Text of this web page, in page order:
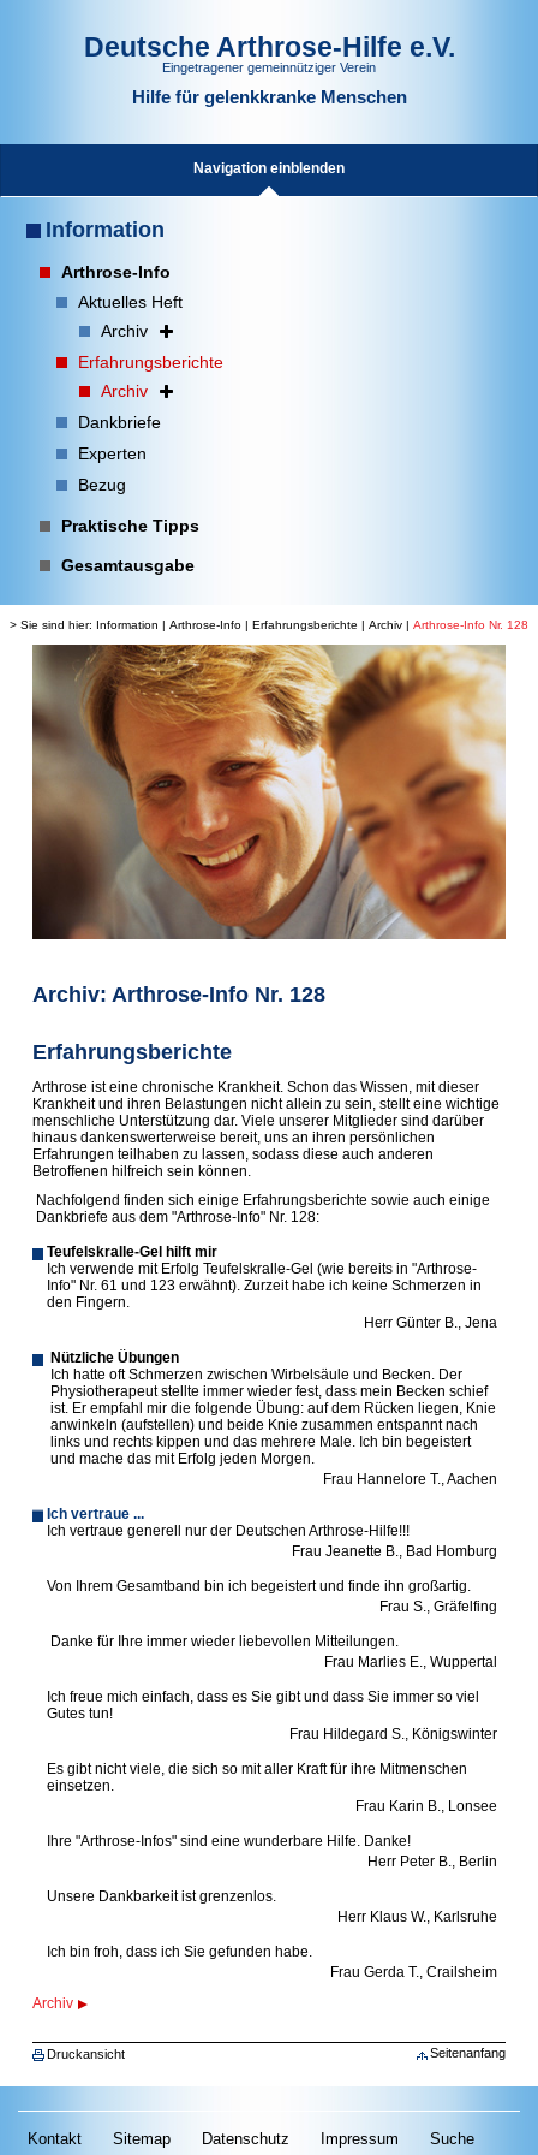
Deutsche Arthrose-Hilfe e.V.
Eingetragener gemeinnütziger Verein
Hilfe für gelenkkranke Menschen
Navigation einblenden
Information
Arthrose-Info
Aktuelles Heft
Archiv
Erfahrungsberichte
Archiv
Dankbriefe
Experten
Bezug
Praktische Tipps
Gesamtausgabe
> Sie sind hier: Information | Arthrose-Info | Erfahrungsberichte | Archiv | Arthrose-Info Nr. 128
Archiv: Arthrose-Info Nr. 128
Erfahrungsberichte
Arthrose ist eine chronische Krankheit. Schon das Wissen, mit dieser
Krankheit und ihren Belastungen nicht allein zu sein, stellt eine wichtige
menschliche Unterstützung dar. Viele unserer Mitglieder sind darüber
hinaus dankenswerterweise bereit, uns an ihren persönlichen
Erfahrungen teilhaben zu lassen, sodass diese auch anderen
Betroffenen hilfreich sein können.
Nachfolgend finden sich einige Erfahrungsberichte sowie auch einige
Dankbriefe aus dem "Arthrose-Info" Nr. 128:
Teufelskralle-Gel hilft mir
Ich verwende mit Erfolg Teufelskralle-Gel (wie bereits in "Arthrose-
Info" Nr. 61 und 123 erwähnt). Zurzeit habe ich keine Schmerzen in
den Fingern.
Herr Günter B., Jena
Nützliche Übungen
Ich hatte oft Schmerzen zwischen Wirbelsäule und Becken. Der
Physiotherapeut stellte immer wieder fest, dass mein Becken schief
ist. Er empfahl mir die folgende Übung: auf dem Rücken liegen, Knie
anwinkeln (aufstellen) und beide Knie zusammen entspannt nach
links und rechts kippen und das mehrere Male. Ich bin begeistert
und mache das mit Erfolg jeden Morgen.
Frau Hannelore T., Aachen
Ich vertraue ...
Ich vertraue generell nur der Deutschen Arthrose-Hilfe!!!
Frau Jeanette B., Bad Homburg
Von Ihrem Gesamtband bin ich begeistert und finde ihn großartig.
Frau S., Gräfelfing
Danke für Ihre immer wieder liebevollen Mitteilungen.
Frau Marlies E., Wuppertal
Ich freue mich einfach, dass es Sie gibt und dass Sie immer so viel
Gutes tun!
Frau Hildegard S., Königswinter
Es gibt nicht viele, die sich so mit aller Kraft für ihre Mitmenschen
einsetzen.
Frau Karin B., Lonsee
Ihre "Arthrose-Infos" sind eine wunderbare Hilfe. Danke!
Herr Peter B., Berlin
Unsere Dankbarkeit ist grenzenlos.
Herr Klaus W., Karlsruhe
Ich bin froh, dass ich Sie gefunden habe.
Frau Gerda T., Crailsheim
Archiv
Seitenanfang
Druckansicht
Kontakt Sitemap Datenschutz Impressum Suche